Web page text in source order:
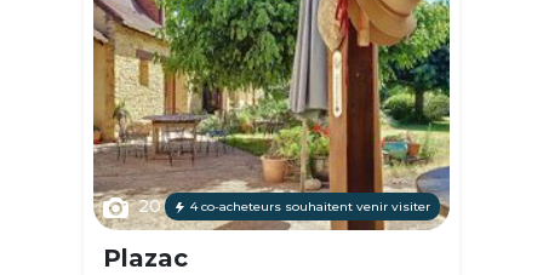
20 4 co-acheteurs souhaitent venir visiter
Plazac